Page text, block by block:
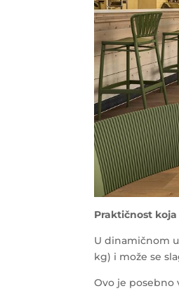
Praktičnost
U dinamičnom
kg) i može se
Ovo je posebno